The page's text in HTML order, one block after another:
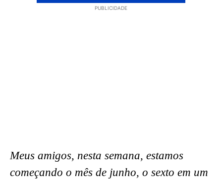
PUBLICIDADE
Meus amigos, nesta semana, estamos
começando o mês de junho, o sexto em um